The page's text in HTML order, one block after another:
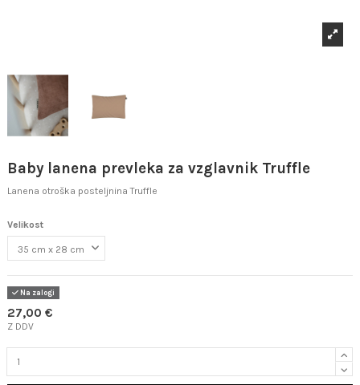
Baby lanena prevleka za vzglavnik Truffle
Lanena otroška posteljnina Truffle
Velikost
Na zalogi
27,00 €
Z DDV